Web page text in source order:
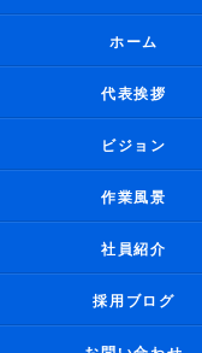
ホーム
代表挨拶
ビジョン
作業風景
社員紹介
採用ブログ